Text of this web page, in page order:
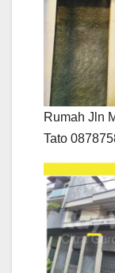
Rumah Jln
Tato